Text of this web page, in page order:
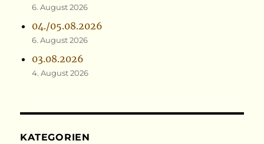
6. August 2026
04./05.08.2026
6. August 2026
03.08.2026
4. August 2026
KATEGORIEN